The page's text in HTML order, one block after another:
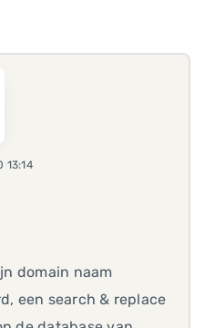
domain naam
een search & replace